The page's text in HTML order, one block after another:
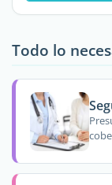
Todo lo